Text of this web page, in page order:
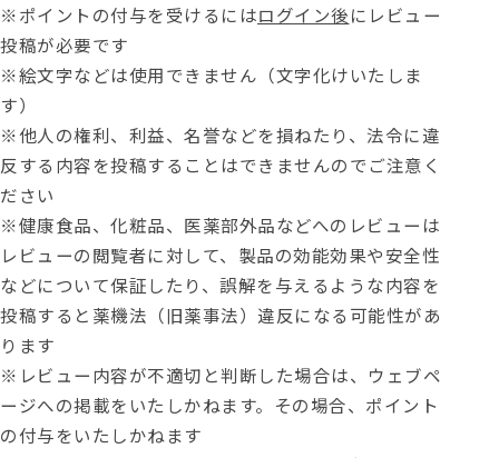
※ポイントの付与を受けるにはログイン後にレビュー
投稿が必要です
※絵文字などは使用できません（文字化けいたしま
す）
※他人の権利、利益、名誉などを損ねたり、法令に違
反する内容を投稿することはできませんのでご注意く
ださい
※健康食品、化粧品、医薬部外品などへのレビューは
レビューの閲覧者に対して、製品の効能効果や安全性
などについて保証したり、誤解を与えるような内容を
投稿すると薬機法（旧薬事法）違反になる可能性があ
ります
※レビュー内容が不適切と判断した場合は、ウェブペ
ージへの掲載をいたしかねます。その場合、ポイント
の付与をいたしかねます